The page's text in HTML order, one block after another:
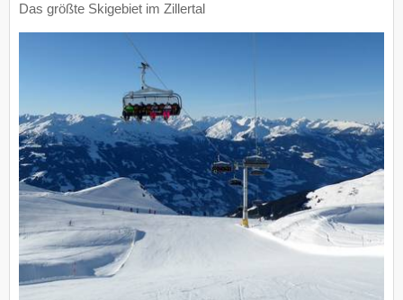
Das größte Skigebiet im Zillertal